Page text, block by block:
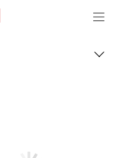
Canon Logo, back to